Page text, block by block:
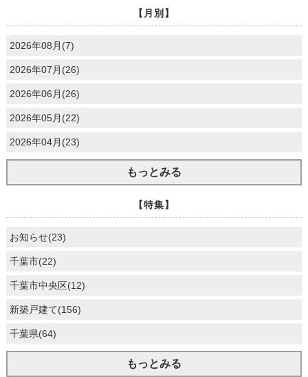
【月別】
2026年08月(7)
2026年07月(26)
2026年06月(26)
2026年05月(22)
2026年04月(23)
もっとみる
【特集】
お知らせ(23)
千葉市(22)
千葉市中央区(12)
新築戸建て(156)
千葉県(64)
もっとみる